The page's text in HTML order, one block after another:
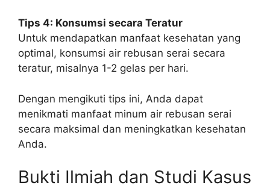
Tips 4: Konsumsi secara Teratur
Untuk mendapatkan manfaat kesehatan yang
optimal, konsumsi air rebusan serai secara
teratur, misalnya 1-2 gelas per hari.
Dengan mengikuti tips ini, Anda dapat
menikmati manfaat minum air rebusan serai
secara maksimal dan meningkatkan kesehatan
Anda.
Bukti Ilmiah dan Studi Kasus